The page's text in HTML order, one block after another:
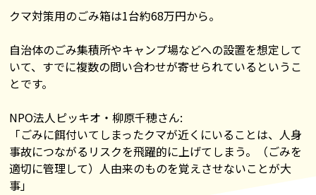
クマ対策用のごみ箱は1台約68万円から。
自治体のごみ集積所やキャンプ場などへの設置を想定して
いて、すでに複数の問い合わせが寄せられているというこ
とです。
NPO法人ピッキオ・柳原千穂さん:
「ごみに餌付いてしまったクマが近くにいることは、人身
事故につながるリスクを飛躍的に上げてしまう。（ごみを
適切に管理して）人由来のものを覚えさせないことが大
事」